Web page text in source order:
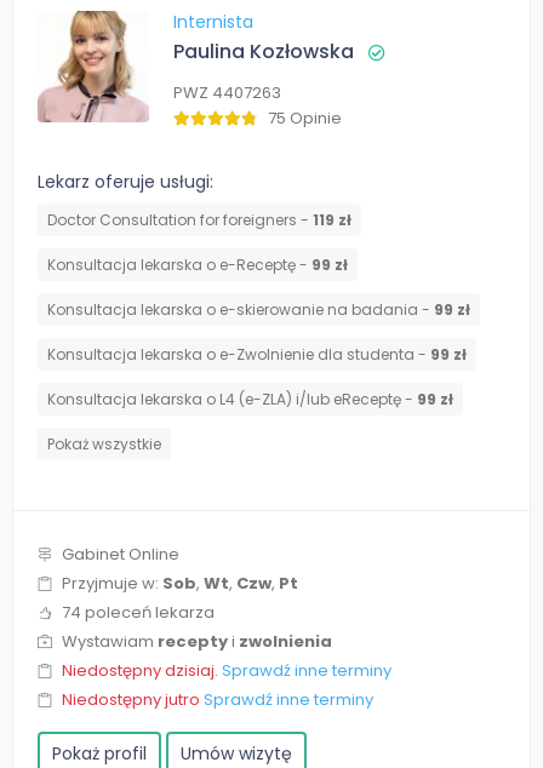
Internista
Paulina Kozłowska
PWZ 4407263
75 Opinie
Lekarz oferuje usługi:
Doctor Consultation for foreigners - 119 zł
Konsultacja lekarska o e-Receptę - 99 zł
Konsultacja lekarska o e-skierowanie na badania - 99 zł
Konsultacja lekarska o e-Zwolnienie dla studenta - 99 zł
Konsultacja lekarska o L4 (e-ZLA) i/lub eReceptę - 99 zł
Pokaż wszystkie
Gabinet Online
Przyjmuje w: Sob, Wt, Czw, Pt
74 poleceń lekarza
Wystawiam receptyi zwolnienia
Niedostępny dzisiaj. Sprawdź inne terminy
Niedostępny jutro Sprawdź inne terminy
Pokaż profil Umów wizytę